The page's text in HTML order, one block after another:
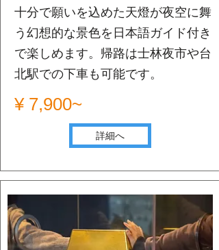
十分で願いを込めた天燈が夜空に舞
う幻想的な景色を日本語ガイド付き
で楽しめます。帰路は士林夜市や台
北駅での下車も可能です。
¥ 7,900~
詳細へ